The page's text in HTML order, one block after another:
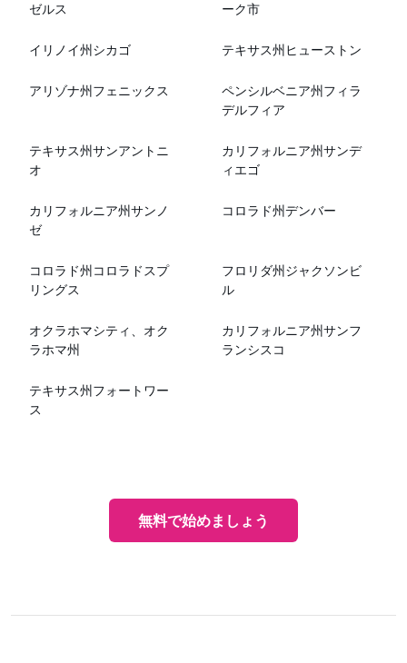
ゼルス
ーク市
イリノイ州シカゴ テキサス州ヒューストン
アリゾナ州フェニックス
ペンシルベニア州フィラ
デルフィア
テキサス州サンアントニ
オ
カリフォルニア州サンデ
ィエゴ
カリフォルニア州サンノ
ゼ
コロラド州デンバー
コロラド州コロラドスプ
リングス
フロリダ州ジャクソンビ
ル
オクラホマシティ、オク
ラホマ州
カリフォルニア州サンフ
ランシスコ
テキサス州フォートワー
ス
無料で始めましょう